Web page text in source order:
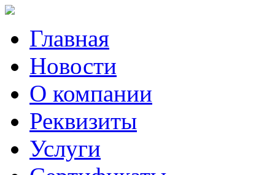
Главная
Новости
О компании
Реквизиты
Услуги